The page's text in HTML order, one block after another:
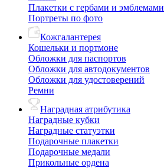
Плакетки с гербами и эмблемами
Портреты по фото
Кожгалантерея
Кошельки и портмоне
Обложки для паспортов
Обложки для автодокументов
Обложки для удостоверений
Ремни
Наградная атрибутика
Наградные кубки
Наградные статуэтки
Подарочные плакетки
Подарочные медали
Прикольные ордена